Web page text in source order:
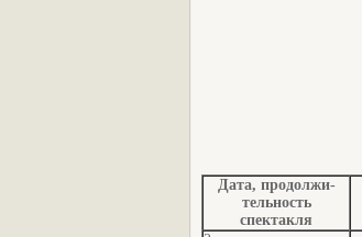
Дата, продолжи-
тельность
спектакля